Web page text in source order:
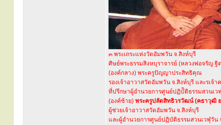
๓ พระเถระแห่งวัดอัมพวัน จ.สิงห์บุรี
ศิษย์พระธรรมสิงหบุราจารย์ (หลวงพ่อจรัญ ฐิ
(องค์กลาง) พระครูปัญญาประสิทธิคุณ
รองเจ้าอาวาสวัดอัมพวัน จ.สิงห์บุรี และรเจ้
ที่ปรึกษาผู้อำนวยการศูนย์ปฏิบัิติธรรมสวนเว
(องค์ซ้าย) พระครูปลัดสิทธิวรวัฒน์ (คธาวุฒิ ย
ผู้ช่วยเจ้าอาวาสวัดอัมพวัน จ.สิงห์บุรี
และผู้อำนวยการศูนย์ปฏิบัติธรรมสวนเวฬุวัน